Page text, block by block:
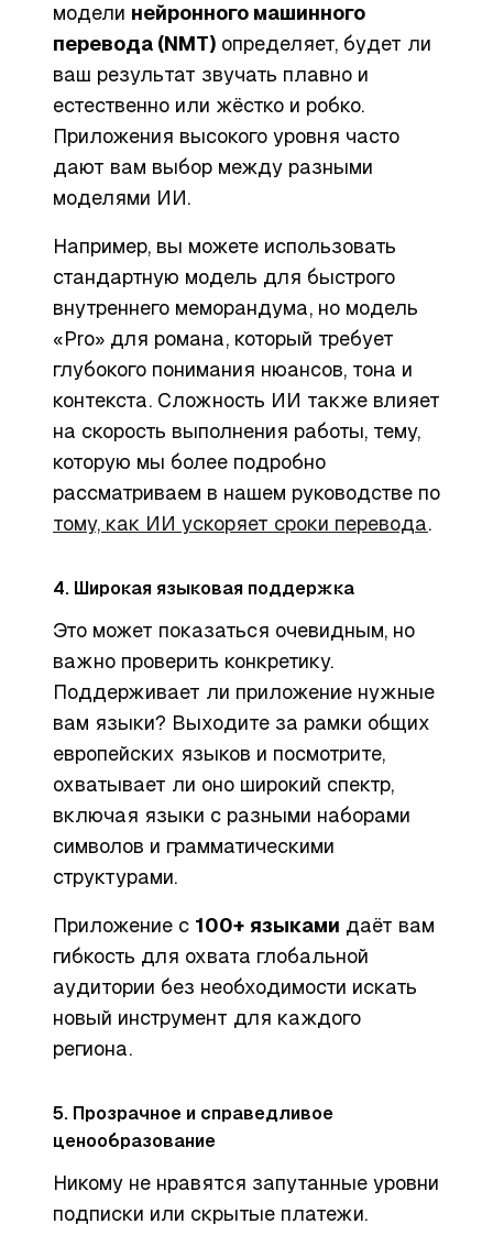
модели нейронного машинного
перевода (NMT) определяет, будет ли
ваш результат звучать плавно и
естественно или жёстко и робко.
Приложения высокого уровня часто
дают вам выбор между разными
моделями ИИ.
Например, вы можете использовать
стандартную модель для быстрого
внутреннего меморандума, но модель
«Pro» для романа, который требует
глубокого понимания нюансов, тона и
контекста. Сложность ИИ также влияет
на скорость выполнения работы, тему,
которую мы более подробно
рассматриваем в нашем руководстве по
тому, как ИИ ускоряет сроки перевода.
4. Широкая языковая поддержка
Это может показаться очевидным, но
важно проверить конкретику.
Поддерживает ли приложение нужные
вам языки? Выходите за рамки общих
европейских языков и посмотрите,
охватывает ли оно широкий спектр,
включая языки с разными наборами
символов и грамматическими
структурами.
Приложение с 100+ языками даёт вам
гибкость для охвата глобальной
аудитории без необходимости искать
новый инструмент для каждого
региона.
5. Прозрачное и справедливое
ценообразование
Никому не нравятся запутанные уровни
подписки или скрытые платежи.